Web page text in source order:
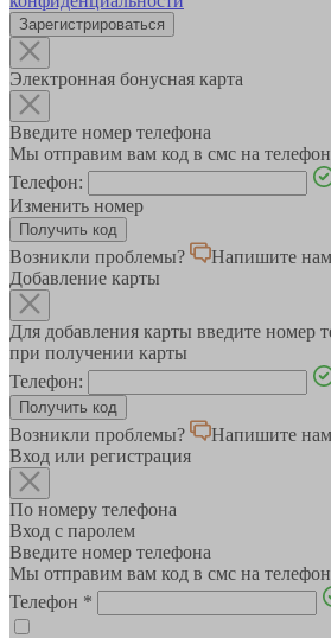
Зарегистрироваться
Электронная бонусная карта
Введите номер телефона
Мы отправим вам код в смс на
Телефон:
Изменить номер
Возникли проблемы?
Напишите нам
Добавление карты
Для добавления карты введите номер
при получении карты
Телефон:
Возникли проблемы?
Напишите нам
Вход или регистрация
По номеру телефона
Вход с паролем
Введите номер телефона
Мы отправим вам код в смс на
Телефон *